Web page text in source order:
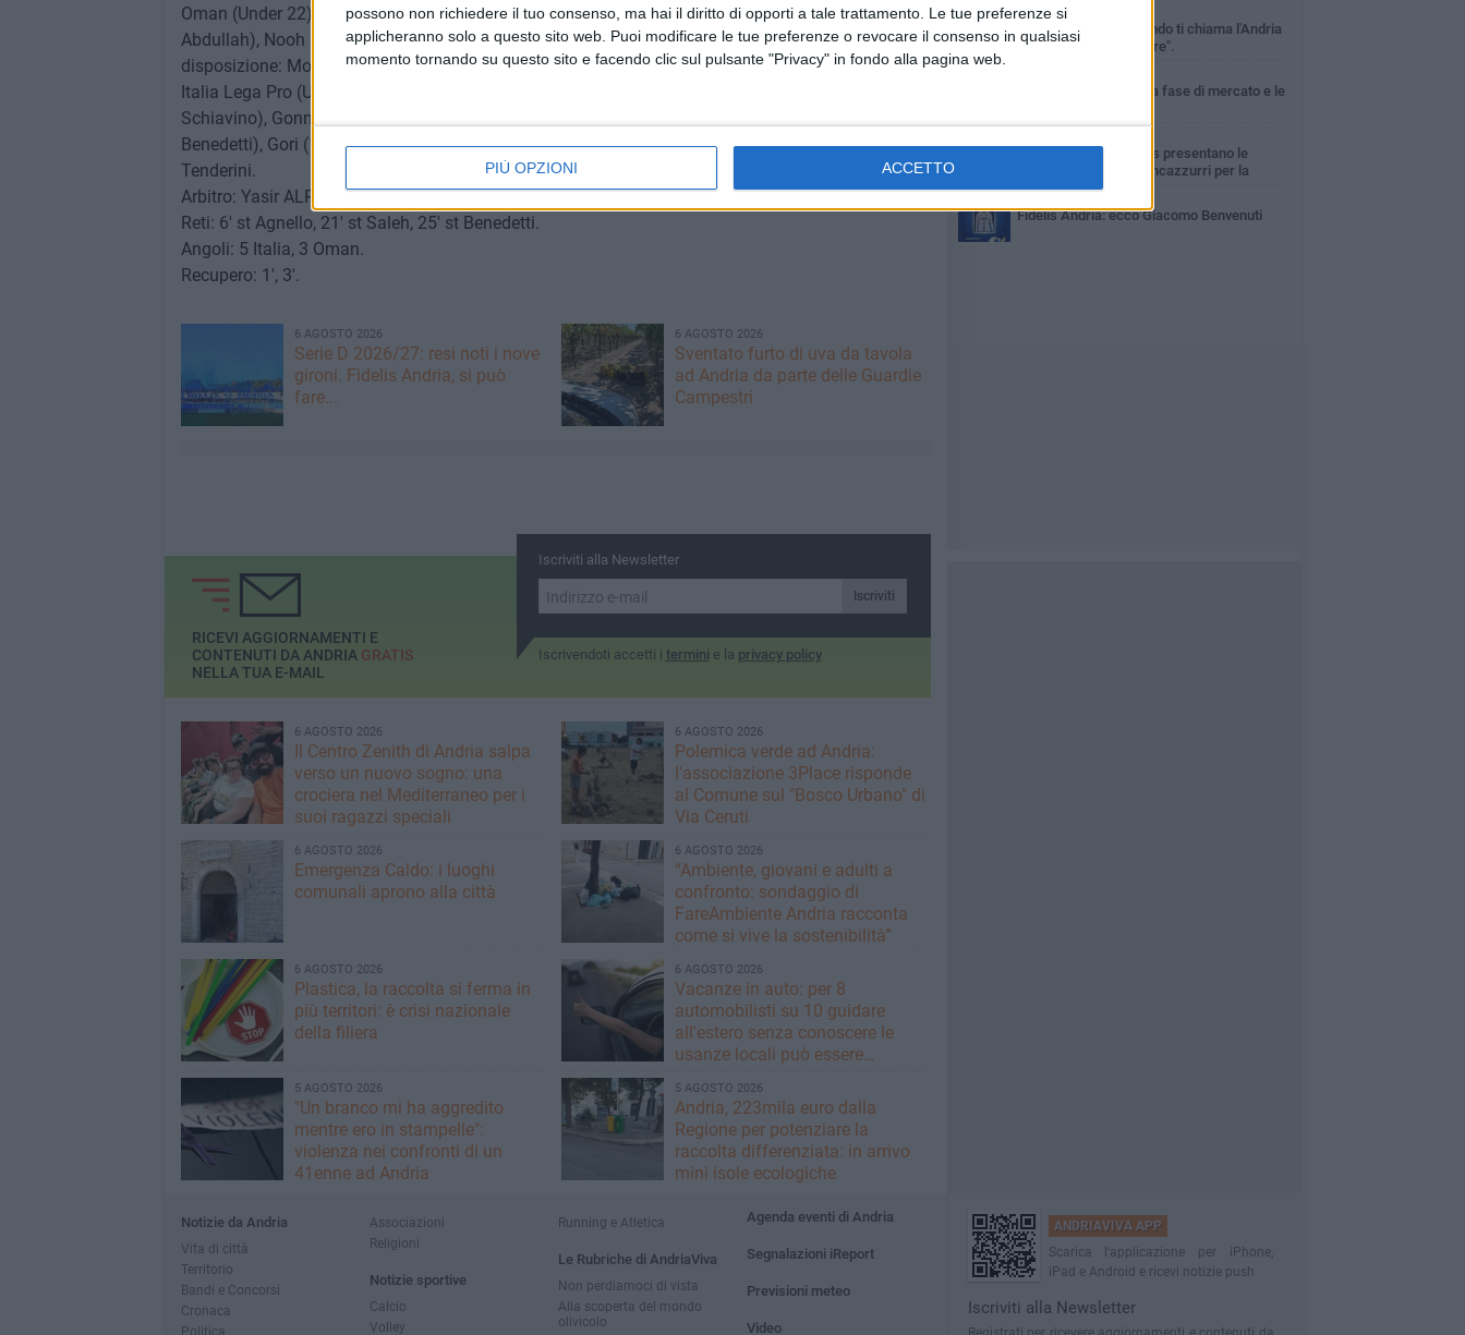
possono non richiedere il tuo consenso, ma hai il diritto di opporti a tale trattamento. Le tue preferenze si
applicheranno solo a questo sito web. Puoi modificare le tue preferenze o revocare il consenso in qualsiasi
momento tornando su questo sito e facendo clic sul pulsante "Privacy" in fondo alla pagina web.
PIÙ OPZIONI ACCETTO
Oman (Under 22): Mubarak, Obaid, Khamis, Subait, Salim, AlRujaibi, Masoud, Saleh (al 25' st
Abdullah), Nooh (al 35' st ALsadi), Izat, Nasib (al 20' st Khalfan). All. Philippe Burle (Fra). A
disposizione: Mohanad, Saloom, Nasir, Ragab.
Italia Lega Pro (Under 20): Russo, Cane (22' st Scarponi), Paparusso, Tartaglia (al 37' st
Schiavino), Gonnelli, Agnello, Vita (dal 27' st Laraia), Proietti (capitano), Montini (al 1' st
Benedetti), Gori (1' st Milani), Gatto (al 1' st Santini). All. Valerio Bertotto. A disposizione: Bleve,
Tenderini.
Arbitro: Yasir ALRawahi (Oman).
Reti: 6' st Agnello, 21' st Saleh, 25' st Benedetti.
Angoli: 5 Italia, 3 Oman.
Recupero: 1', 3'.
6 AGOSTO 2026
Serie D 2026/27: resi noti i nove
gironi. Fidelis Andria, si può
fare...
6 AGOSTO 2026
Sventato furto di uva da tavola
ad Andria da parte delle Guardie
Campestri
Iscriviti alla Newsletter
Iscriviti
Iscrivendoti accetti i termini e la privacy policy
RICEVI AGGIORNAMENTI E
CONTENUTI DA ANDRIA GRATIS
NELLA TUA E-MAIL
6 AGOSTO 2026
Il Centro Zenith di Andria salpa
verso un nuovo sogno: una
crociera nel Mediterraneo per i
suoi ragazzi speciali
6 AGOSTO 2026
Polemica verde ad Andria:
l'associazione 3Place risponde
al Comune sul "Bosco Urbano" di
Via Ceruti
6 AGOSTO 2026
Emergenza Caldo: i luoghi
comunali aprono alla città
6 AGOSTO 2026
“Ambiente, giovani e adulti a
confronto: sondaggio di
FareAmbiente Andria racconta
come si vive la sostenibilità”
6 AGOSTO 2026
Plastica, la raccolta si ferma in
più territori: è crisi nazionale
della filiera
6 AGOSTO 2026
Vacanze in auto: per 8
automobilisti su 10 guidare
all'estero senza conoscere le
usanze locali può essere
5 AGOSTO 2026
"Un branco mi ha aggredito
mentre ero in stampelle":
violenza nei confronti di un
41enne ad Andria
5 AGOSTO 2026
Andria, 223mila euro dalla
Regione per potenziare la
raccolta differenziata: in arrivo
mini isole ecologiche
MARTEDÌ 28 LUGLIO
Fabio De Sanzo: "Quando ti chiama l'Andria
non puoi non rispondere".
Fidelis Andria: la prima fase di mercato e le
Fidelis Andria e Adidas presentano le
maglie ufficiali dei biancazzurri per la
prossima stagione sportiva
Fidelis Andria: ecco Giacomo Benvenuti
Notizie da Andria
Vita di città
Territorio
Bandi e Concorsi
Cronaca
Politica
Associazioni
Religioni
Notizie sportive
Calcio
Volley
Running e Atletica
Le Rubriche di AndriaViva
Non perdiamoci di vista
Alla scoperta del mondo
olivicolo
Agenda eventi di Andria
Segnalazioni iReport
Previsioni meteo
Video
ANDRIAVIVA APP
Scarica l'applicazione per iPhone,
iPad e Android e ricevi notizie push
Iscriviti alla Newsletter